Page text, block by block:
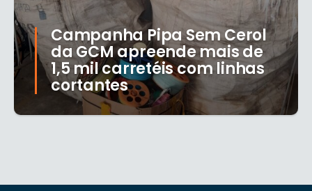
Campanha Pipa Sem Cerol
da GCM apreende mais de
1,5 mil carretéis com linhas
cortantes